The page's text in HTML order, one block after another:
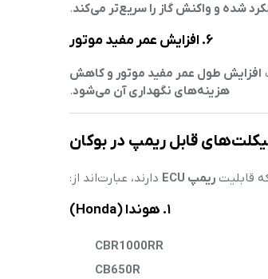
.
۶. افزایش عمر مفید موتور
افزایش طول عمر مفید موتور و کاهش
هزینه‌های نگهداری آن می‌شود.
قابل ریمپ در بوکان
قابلیتریمپ ECU دارند، عبارت‌اند از:
۱. هوندا (Honda)
CBR1000RR
CB650R